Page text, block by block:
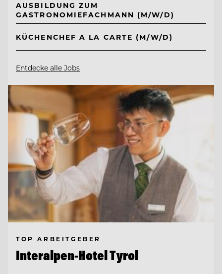
AUSBILDUNG ZUM
GASTRONOMIEFACHMANN (M/W/D)
KÜCHENCHEF A LA CARTE (M/W/D)
Entdecke alle Jobs
TOP ARBEITGEBER
Interalpen-Hotel Tyrol